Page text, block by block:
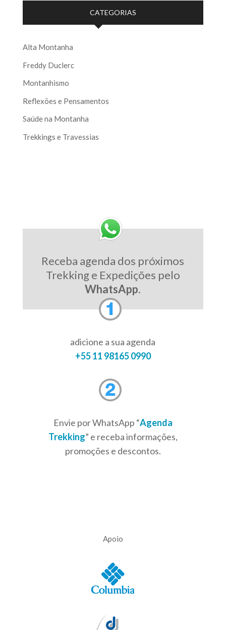
CATEGORIAS
Alta Montanha
Freddy Duclerc
Montanhismo
Reflexões e Pensamentos
Saúde na Montanha
Trekkings e Travessias
Receba agenda dos próximos
Trekking e Expedições pelo
WhatsApp.
adicione a sua agenda
+55 11 98165 0990
Envie por WhatsApp “Agenda
Trekking” e receba informações,
promoções e descontos.
Apoio